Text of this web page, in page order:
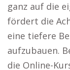
ganz auf die
fördert die
eine tiefere
aufzubauen.
die Online-